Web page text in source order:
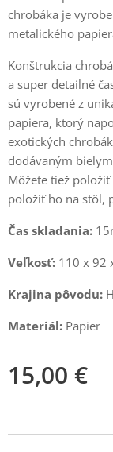
chrobáka je
metalického
Konštrukcia
a super detailné
sú vyrobené z
papiera, ktorý
exotických
dodávaným
Môžete tiež
položiť ho na stôl,
Čas skladania:
Veľkosť: 110 x 92
Krajina pôvodu:
Materiál: Papier
15,00 €